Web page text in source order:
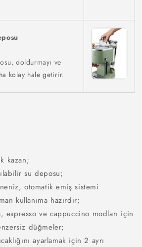
doldurmayı ve
kolay hale getirir.
kazan;
su deposu;
otomatik emiş sistemi
kullanıma hazırdır;
espresso ve cappuccino modları için
düğmeler;
ayarlamak için 2 ayrı